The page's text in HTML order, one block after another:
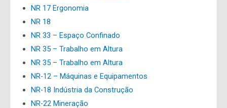
NR 17 Ergonomia
NR 18
NR 33 – Espaço Confinado
NR 35 – Trabalho em Altura
NR 35 – Trabalho em Altura
NR-12 – Máquinas e Equipamentos
NR-18 Indústria da Construção
NR-22 Mineração